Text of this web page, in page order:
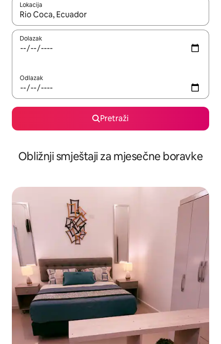
Lokacija
Kad rezultati budu dostupni, krećite se gore i dolje pomoću
Dolazak
Odlazak
Pretraži
Obližnji smještaji za mjesečne boravke